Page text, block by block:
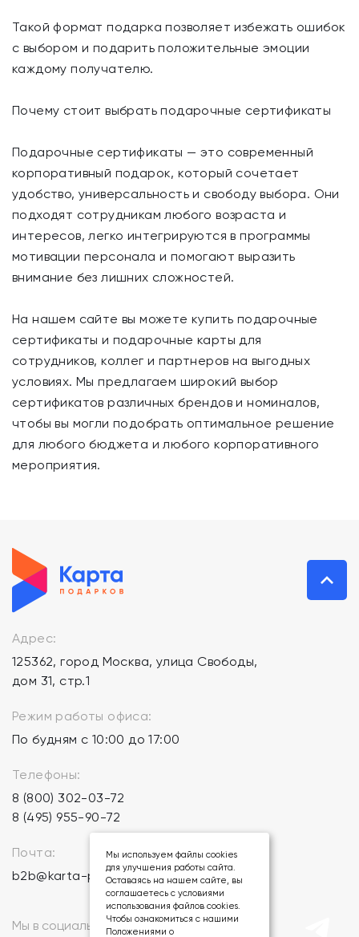
Такой формат подарка позволяет избежать ошибок
с выбором и подарить положительные эмоции
каждому получателю.
Почему стоит выбрать подарочные сертификаты
Подарочные сертификаты — это современный
корпоративный подарок, который сочетает
удобство, универсальность и свободу выбора. Они
подходят сотрудникам любого возраста и
интересов, легко интегрируются в программы
мотивации персонала и помогают выразить
внимание без лишних сложностей.
На нашем сайте вы можете купить подарочные
сертификаты и подарочные карты для
сотрудников, коллег и партнеров на выгодных
условиях. Мы предлагаем широкий выбор
сертификатов различных брендов и номиналов,
чтобы вы могли подобрать оптимальное решение
для любого бюджета и любого корпоративного
мероприятия.
Адрес:
125362, город Москва, улица Свободы,
дом 31, стр.1
Режим работы офиса:
По будням с 10:00 до 17:00
Телефоны:
8 (800) 302-03-72
8 (495) 955-90-72
Почта:
b2b@karta-podarkov.ru
Мы в социальных сетях:
Мы используем файлы cookies
для улучшения работы сайта.
Оставаясь на нашем сайте, вы
соглашаетесь с условиями
использования файлов cookies.
Чтобы ознакомиться с нашими
Положениями о